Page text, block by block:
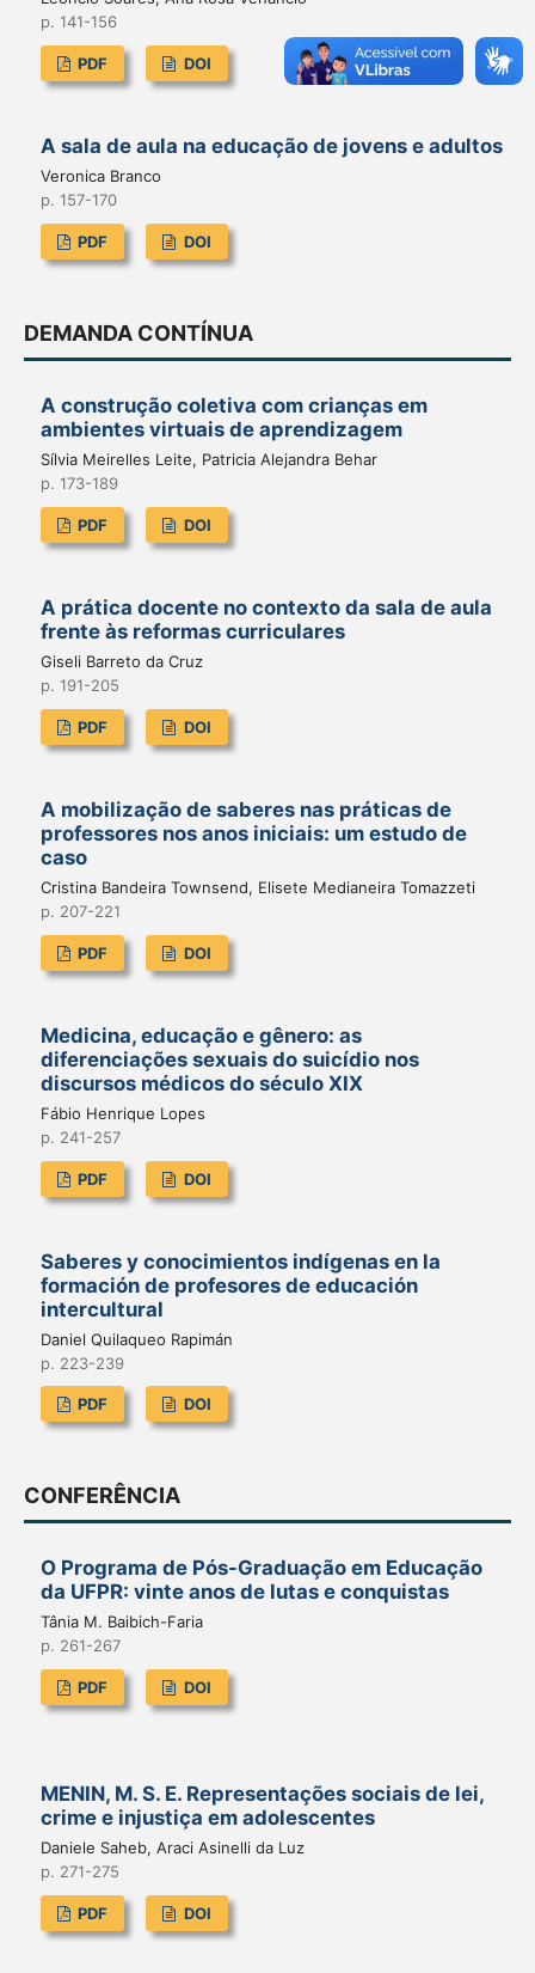
p. 141-156
PDF DOI
A sala de aula na educação de jovens e adultos
Veronica Branco
p. 157-170
PDF DOI
DEMANDA CONTÍNUA
A construção coletiva com crianças em
ambientes virtuais de aprendizagem
Sílvia Meirelles Leite, Patricia Alejandra Behar
p. 173-189
PDF DOI
A prática docente no contexto da sala de aula
frente às reformas curriculares
Giseli Barreto da Cruz
p. 191-205
PDF DOI
A mobilização de saberes nas práticas de
professores nos anos iniciais: um estudo de
caso
Cristina Bandeira Townsend, Elisete Medianeira Tomazzeti
p. 207-221
PDF DOI
Medicina, educação e gênero: as
diferenciações sexuais do suicídio nos
discursos médicos do século XIX
Fábio Henrique Lopes
p. 241-257
PDF DOI
Saberes y conocimientos indígenas en la
formación de profesores de educación
intercultural
Daniel Quilaqueo Rapimán
p. 223-239
PDF DOI
CONFERÊNCIA
O Programa de Pós-Graduação em Educação
da UFPR: vinte anos de lutas e conquistas
Tânia M. Baibich-Faria
p. 261-267
PDF DOI
MENIN, M. S. E. Representações sociais de lei,
crime e injustiça em adolescentes
Daniele Saheb, Araci Asinelli da Luz
p. 271-275
PDF DOI